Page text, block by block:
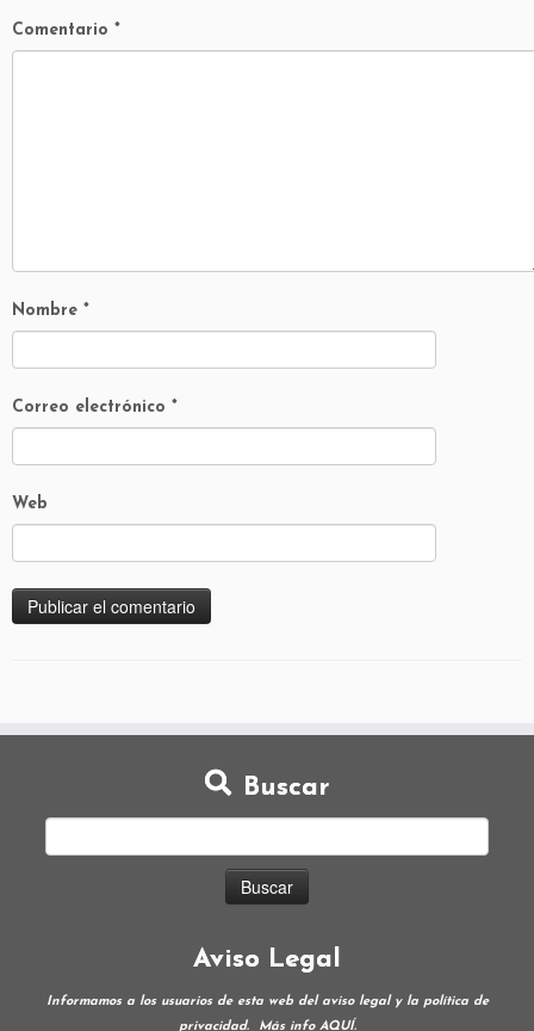
Comentario *
Nombre *
Correo electrónico *
Web
Buscar
Aviso Legal
Informamos a los usuarios de esta web del aviso legal y la política de
privacidad.
Más info AQUÍ.